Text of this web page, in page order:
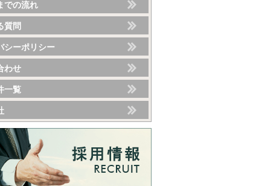
での流れ
質問
シーポリシー
わせ
一覧